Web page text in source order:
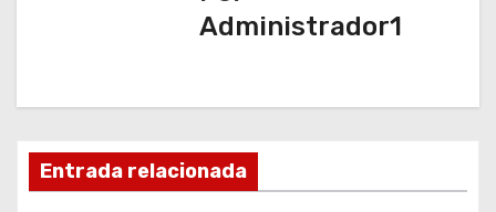
c
i
Administrador1
Entrada relacionada